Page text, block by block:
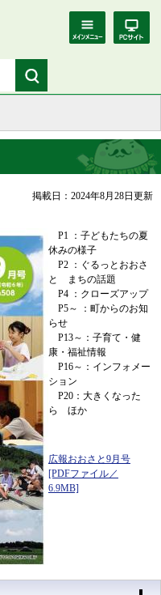
掲載日：2024年8月28日更新
P1 ：子どもたちの夏
休みの様子
P2 ：ぐるっとおおさ
と まちの話題
P4 ：クローズアップ
P5～ ：町からのお知
らせ
​ P13～：子育て・健
康・福祉情報
P16～：インフォメー
ション
P20：大きくなった
ら ほか
広報おおさと9月号
[PDFファイル／
6.9MB]